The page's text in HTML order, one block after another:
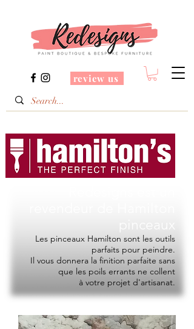
review us
Les pinceaux Hamilton sont les outils
parfaits pour peindre.
Il vous donnera la finition parfaite sans
que les poils errants ne collent
à votre projet d'artisanat.